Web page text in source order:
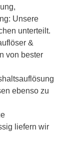
Unsere
unterteilt.
&
von bester
ebenso zu
liefern wir